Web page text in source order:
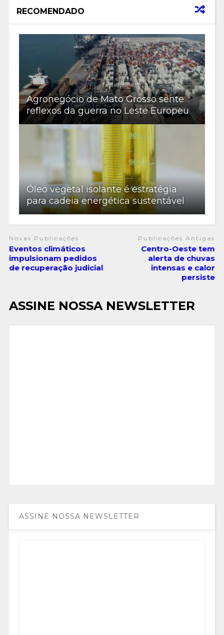
RECOMENDADO
Agronegócio de Mato Grosso sente
reflexos da guerra no Leste Europeu
Óleo vegetal isolante é estratégia
para cadeia energética sustentável
Novas Publicações
Eventos climáticos
impulsionam pedidos
de recuperação judicial
Publicações Antigas
Centro-Oeste tem
alerta de chuvas
intensas e calor
persiste
ASSINE NOSSA NEWSLETTER
ASSINE NOSSA NEWSLETTER